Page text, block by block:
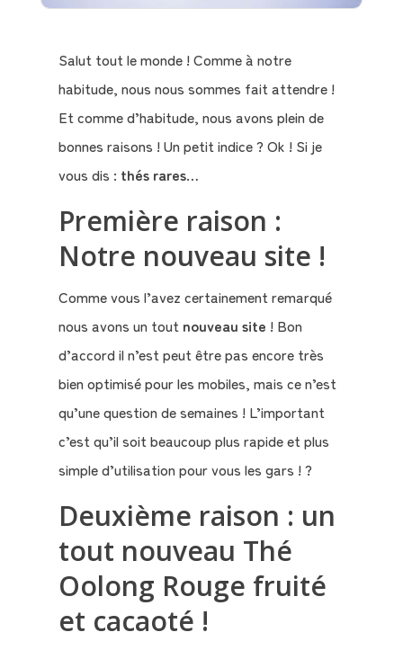
Salut tout le monde ! Comme à notre
habitude, nous nous sommes fait attendre !
Et comme d’habitude, nous avons plein de
bonnes raisons ! Un petit indice ? Ok ! Si je
vous dis : thés rares…
Première raison :
Notre nouveau site !
Comme vous l’avez certainement remarqué
nous avons un tout nouveau site ! Bon
d’accord il n’est peut être pas encore très
bien optimisé pour les mobiles, mais ce n’est
qu’une question de semaines ! L’important
c’est qu’il soit beaucoup plus rapide et plus
simple d’utilisation pour vous les gars ! ?
Deuxième raison : un
tout nouveau Thé
Oolong Rouge fruité
et cacaoté !